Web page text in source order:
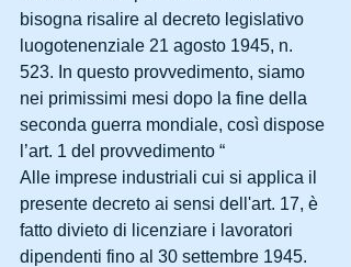
bisogna risalire al decreto legislativo
luogotenenziale 21 agosto 1945, n.
523. In questo provvedimento, siamo
nei primissimi mesi dopo la fine della
seconda guerra mondiale, così dispose
l’art. 1 del provvedimento “
Alle imprese industriali cui si applica il
presente decreto ai sensi dell'art. 17, è
fatto divieto di licenziare i lavoratori
dipendenti fino al 30 settembre 1945.